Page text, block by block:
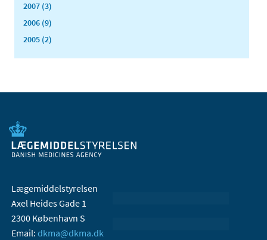
2007 (3)
2006 (9)
2005 (2)
Lægemiddelstyrelsen
Axel Heides Gade 1
2300 København S
Email: dkma@dkma.dk